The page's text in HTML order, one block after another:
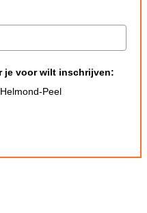
je voor wilt inschrijven:
Peel